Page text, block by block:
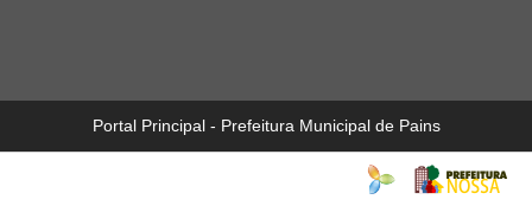
Portal Principal - Prefeitura Municipal de Pains